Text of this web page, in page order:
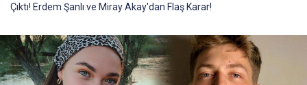
Çıktı! Erdem Şanlı ve Miray Akay'dan Flaş Karar!